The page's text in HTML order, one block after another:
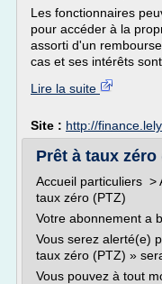
Les fonctionnaires
pour accéder à la
assorti d'un
cas et ses intérêts
Lire la suite
Site : http://
Prêt à taux
Accueil particuliers >
taux zéro (PTZ)
Votre abonnement a
Vous serez alerté(e)
taux zéro (PTZ) »
Vous pouvez à tout